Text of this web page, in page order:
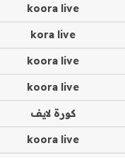
koora live
kora live
koora live
koora live
كورة لايف
koora live